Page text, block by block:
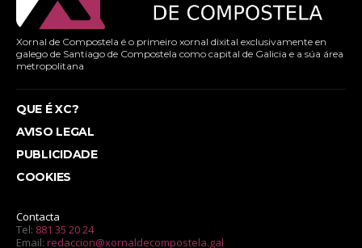
Xornal de Compostela é o primeiro xornal dixital exclusivamente en
galego de Santiago de Compostela como capital de Galicia e a súa área
metropolitana
QUE É XC?
AVISO LEGAL
PUBLICIDADE
COOKIES
Contacta
Tel: 881 35 20 24
Email: redaccion@xornaldecompostela.gal